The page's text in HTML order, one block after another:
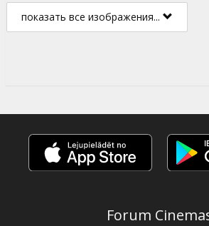
показать все изображения...
Forum